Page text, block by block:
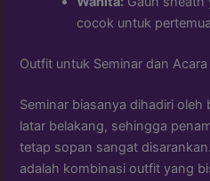
cocok untuk
Outfit untuk Seminar dan
Seminar biasanya dihadiri
latar belakang, sehingga
tetap sopan sangat
adalah kombinasi outfit yang